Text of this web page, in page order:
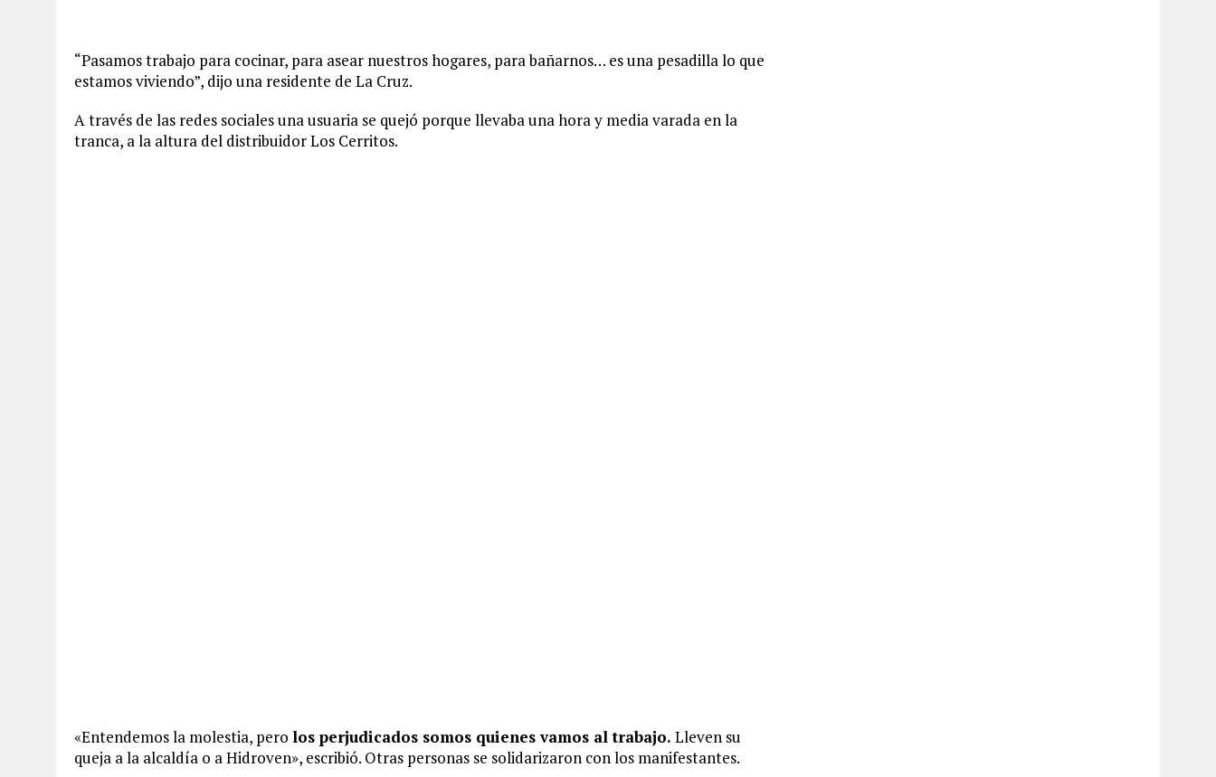
“Pasamos trabajo para cocinar, para asear nuestros hogares, para bañarnos… es una pesadilla lo que
estamos viviendo”, dijo una residente de La Cruz.
A través de las redes sociales una usuaria se quejó porque llevaba una hora y media varada en la
tranca, a la altura del distribuidor Los Cerritos.
«Entendemos la molestia, pero los perjudicados somos quienes vamos al trabajo. Lleven su
queja a la alcaldía o a Hidroven», escribió. Otras personas se solidarizaron con los manifestantes.